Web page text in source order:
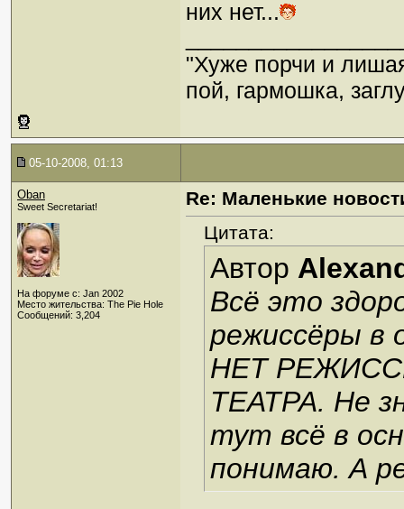
них нет...
"Хуже порчи и
пой, гармошка,
05-10-2008, 01:13
Oban
Sweet Secretariat!
На форуме с: Jan 2002
Место жительства: The Pie Hole
Сообщений: 3,204
Re: Маленькие
Цитата:
Автор
Всё это
режиссёры в
НЕТ
ТЕАТРА. Не
тут всё в
понимаю. А